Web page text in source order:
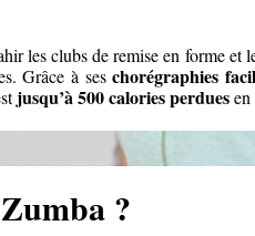
les clubs de remise en forme et
Grâce à seschorégraphies
jusqu’à 500 calories perduesen
?